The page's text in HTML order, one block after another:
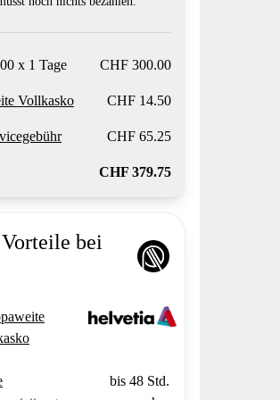
x 1 Tage CHF 300.00
Vollkasko CHF 14.50
CHF 65.25
CHF 379.75
bei
bis 48 Std.